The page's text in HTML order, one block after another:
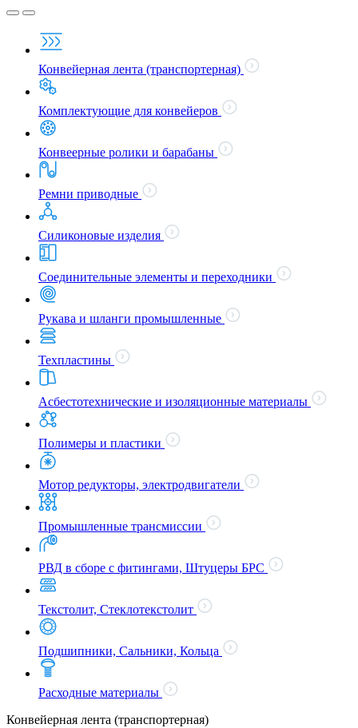
Конвейерная лента (транспортерная)
Комплектующие для конвейеров
Конвеерные ролики и барабаны
Ремни приводные
Силиконовые изделия
Соединительные элементы и переходники
Рукава и шланги промышленные
Техпластины
Асбестотехнические и изоляционные материалы
Полимеры и пластики
Мотор редукторы, электродвигатели
Промышленные трансмиссии
РВД в сборе с фитингами, Штуцеры БРС
Текстолит, Стеклотекстолит
Подшипники, Сальники, Кольца
Расходные материалы
Конвейерная лента (транспортерная)